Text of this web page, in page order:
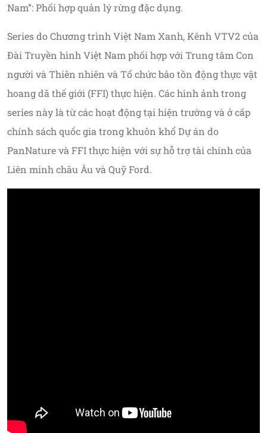
Nam”: Phối hợp quản lý rừng đặc dụng.
Series do Chương trình Việt Nam Xanh, Kênh VTV2 của
Đài Truyền hình Việt Nam phối hợp với Trung tâm Con
người và Thiên nhiên và Tổ chức bảo tồn động thực vật
hoang dã thế giới (FFI) thực hiện. Các hình ảnh trong
series này là từ các hoạt động tại hiện trường và ở cấp
chính sách quốc gia trong khuôn khổ Dự án do
PanNature và FFI thực hiện với sự hỗ trợ tài chính của
Liên minh châu Âu và Quỹ Ford.